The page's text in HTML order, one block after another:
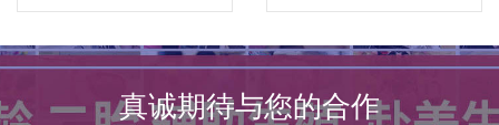
真诚期待与您的合作